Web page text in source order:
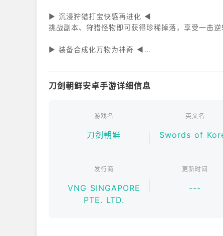
▶ 沉浸狩猎打宝快感再进化 ◀
挑战副本、狩猎怪物即可获得珍稀掉落，享受一击逆
▶ 装备合成化万物为神奇 ◀
▶ 无拘束的自由交易系统 ◀
▣ 必要权限及其他注意事项 ▣
刀剑朝鲜安卓手游详细信息
游戏名
刀剑朝鲜
英文名
Swords of
发行商
VNG SINGAPORE
PTE. LTD.
更新时间
---